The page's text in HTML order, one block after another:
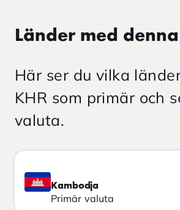
Länder med
Här ser du vilka
KHR som primär och
valuta.
Kambodja
Primär valuta